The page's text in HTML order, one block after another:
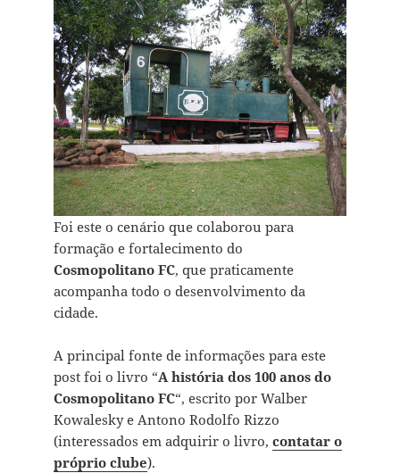
Foi este o cenário que colaborou para
formação e fortalecimento do
Cosmopolitano FC, que praticamente
acompanha todo o desenvolvimento da
cidade.
A principal fonte de informações para este
post foi o livro “A história dos 100 anos do
Cosmopolitano FC“, escrito por Walber
Kowalesky e Antono Rodolfo Rizzo
(interessados em adquirir o livro, contatar o
próprio clube).